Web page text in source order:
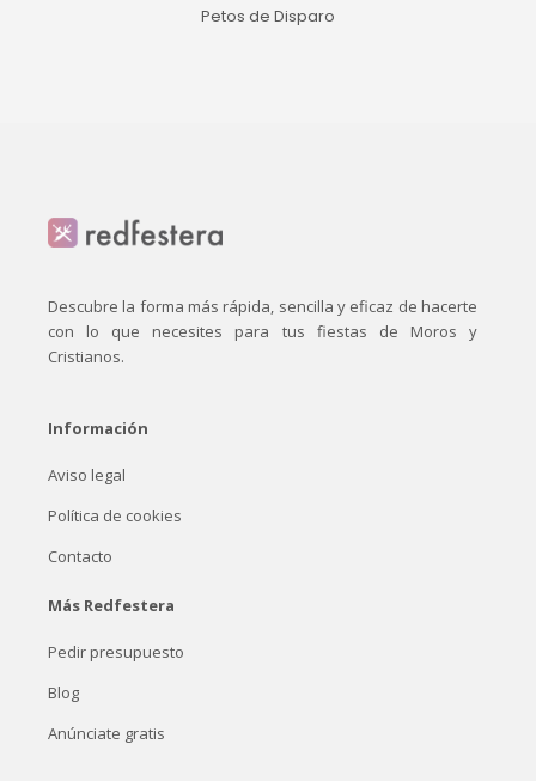
Petos de Disparo
Descubre la forma más rápida, sencilla y eficaz de hacerte
con lo que necesites para tus fiestas de Moros y
Cristianos.
Información
Aviso legal
Política de cookies
Contacto
Más Redfestera
Pedir presupuesto
Blog
Anúnciate gratis